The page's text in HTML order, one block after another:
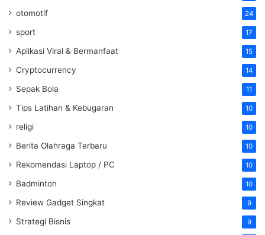
otomotif 24
sport 17
Aplikasi Viral & Bermanfaat 15
Cryptocurrency 14
Sepak Bola 11
Tips Latihan & Kebugaran 10
religi 10
Berita Olahraga Terbaru 10
Rekomendasi Laptop / PC 10
Badminton 10
Review Gadget Singkat 9
Strategi Bisnis 9